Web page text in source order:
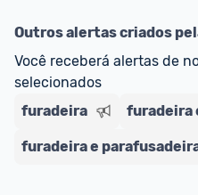
Outros alertas criados
Você receberá alertas de
selecionados
furadeira
furadeira
furadeira e